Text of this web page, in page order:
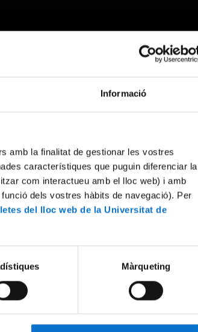
Informació
amb la finalitat de gestionar les vostres
característiques que puguin diferenciar la
com interactueu amb el lloc web) i amb
dels vostres hàbits de navegació). Per
del lloc web de la Universitat de
Màrqueting
later.